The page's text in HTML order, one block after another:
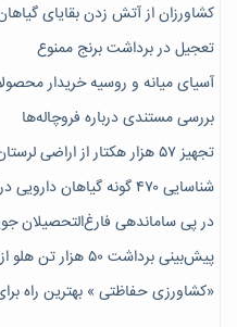
کشاورزان از آتش زدن بقایای
تعجیل در برداشت برنج ممنوع
آسیای میانه و روسیه خریدار
بررسی مستندی درباره فروچاله‌ها
تجهیز ۵۷ هزار هکتار از اراضی لرستان به سیستم آبیاری نوین
شناسایی ۴۷٠ گونه گیاهان دارویی در آذربایجان غربی
در پی ساماندهی فارغ‌التحصیلان
پیش‎‌بینی برداشت ۵۰ هزار تن هلو از باغات چهارمحال و بختیاری
«کشاورزی حفاظتی » بهترین راه